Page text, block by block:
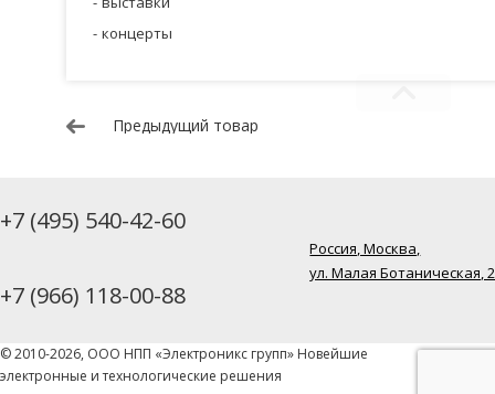
концерты
Предыдущий товар
+7 (495) 540-42-60
+7 (966) 118-00-88
Россия, Москва,
ул. Малая Ботаническая,
© 2010-2026, ООО НПП «Электроникс групп» Новейшие
электронные и технологические решения